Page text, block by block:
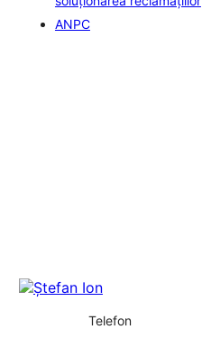
ANPC
Telefon